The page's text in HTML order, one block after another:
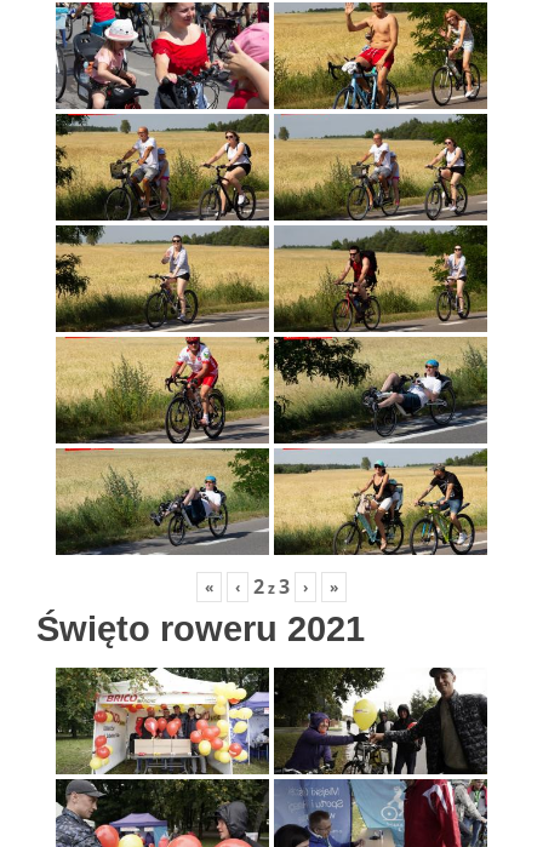
« ‹ 2z3 › »
Święto roweru 2021